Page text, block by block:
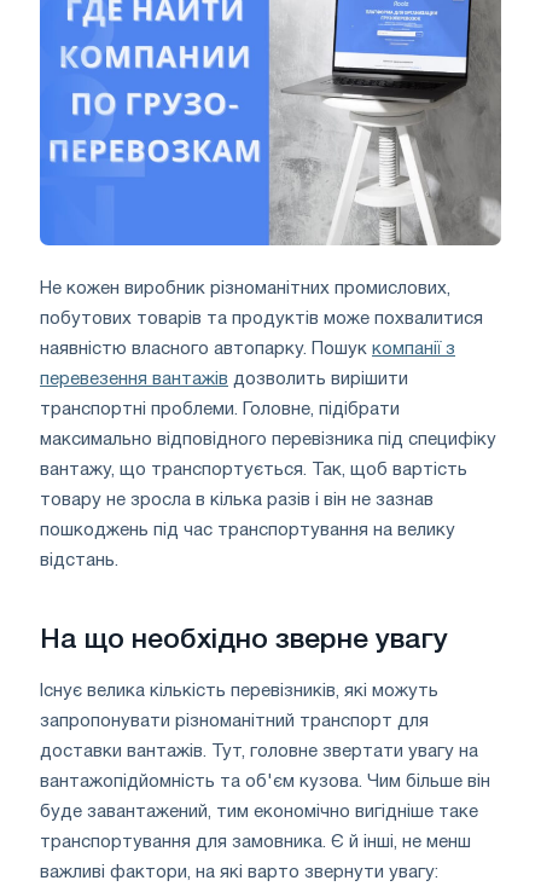
Не кожен виробник різноманітних промислових,
побутових товарів та продуктів може похвалитися
наявністю власного автопарку. Пошук компанії з
перевезення вантажів дозволить вирішити
транспортні проблеми. Головне, підібрати
максимально відповідного перевізника під специфіку
вантажу, що транспортується. Так, щоб вартість
товару не зросла в кілька разів і він не зазнав
пошкоджень під час транспортування на велику
відстань.
На що необхідно зверне увагу
Існує велика кількість перевізників, які можуть
запропонувати різноманітний транспорт для
доставки вантажів. Тут, головне звертати увагу на
вантажопідйомність та об'єм кузова. Чим більше він
буде завантажений, тим економічно вигідніше таке
транспортування для замовника. Є й інші, не менш
важливі фактори, на які варто звернути увагу: